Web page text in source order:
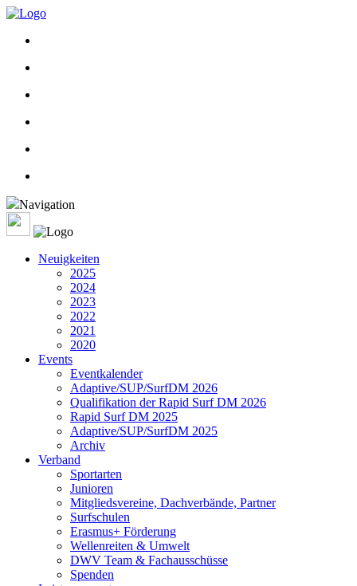
Navigation
Neuigkeiten
2025
2024
2023
2022
2021
2020
Events
Eventkalender
Adaptive/SUP/SurfDM 2026
Qualifikation der Rapid Surf DM 2026
Rapid Surf DM 2025
Adaptive/SUP/SurfDM 2025
Archiv
Verband
Sportarten
Junioren
Mitgliedsvereine, Dachverbände, Partner
Surfschulen
Erasmus+ Förderung
Wellenreiten & Umwelt
DWV Team & Fachausschüsse
Spenden